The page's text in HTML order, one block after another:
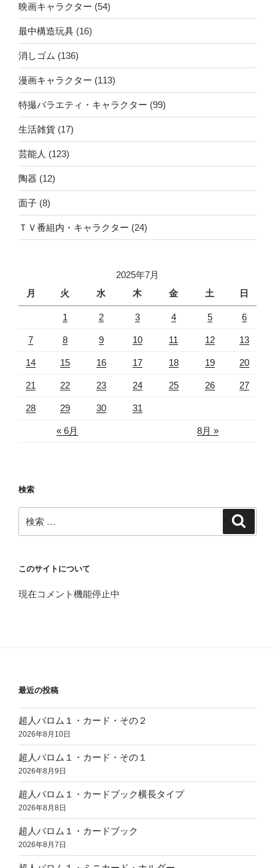
映画キャラクター (54)
最中構造玩具 (16)
消しゴム (136)
漫画キャラクター (113)
特撮バラエティ・キャラクター (99)
生活雑貨 (17)
芸能人 (123)
陶器 (12)
面子 (8)
ＴＶ番組内・キャラクター (24)
2025年7月
月
火 水 木 金 土 日
« 6月 8月 »
1 2 3 4 5 6
7 8 9 10 11 12 13
14 15 16 17 18 19 20
21 22 23 24 25 26 27
28 29 30 31
検索
検
索:
このサイトについて
現在コメント機能停止中
最近の投稿
超人バロム１・カード・その２
2026年8月10日
超人バロム１・カード・その１
2026年8月9日
超人バロム１・カードブック横長タイプ
2026年8月8日
超人バロム１・カードブック
2026年8月7日